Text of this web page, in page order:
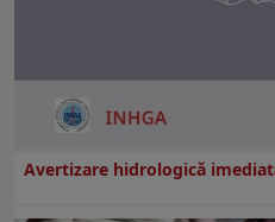
Avertizare hidrologică